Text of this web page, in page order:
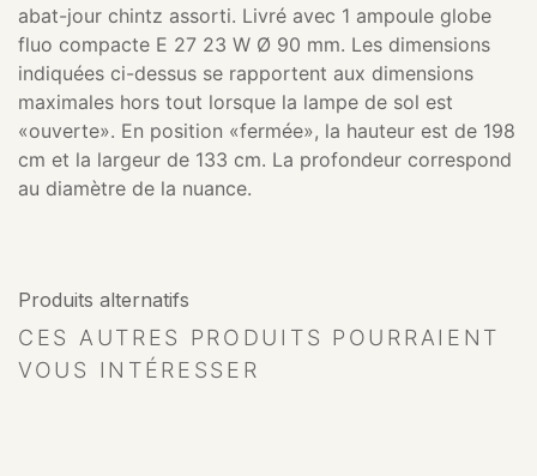
abat-jour chintz assorti. Livré avec 1 ampoule globe
fluo compacte E 27 23 W Ø 90 mm. Les dimensions
indiquées ci-dessus se rapportent aux dimensions
maximales hors tout lorsque la lampe de sol est
«ouverte». En position «fermée», la hauteur est de 198
cm et la largeur de 133 cm. La profondeur correspond
au diamètre de la nuance.
Produits alternatifs
CES AUTRES PRODUITS POURRAIENT
VOUS INTÉRESSER